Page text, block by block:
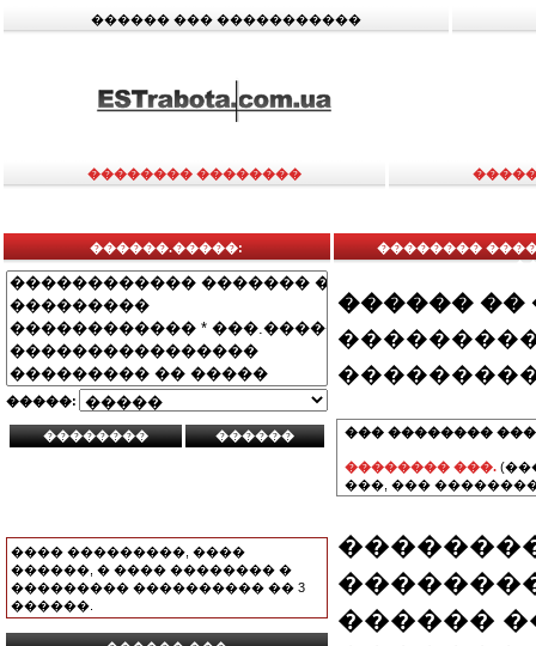
������ ��� �����������
�������� ��������
������.�����:
�����:
���� ���������, ����
������, � ���� �������� �
��������� ���������� �� 3
������.
��������
������ ��
��� ��������
�������� ���.
���, ���
������